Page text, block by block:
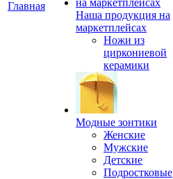
Главная
Наша продукция на
маркетплейсах
Ножи из
циркониевой
керамики
Модные зонтики
Женские
Мужские
Детские
Подростковые